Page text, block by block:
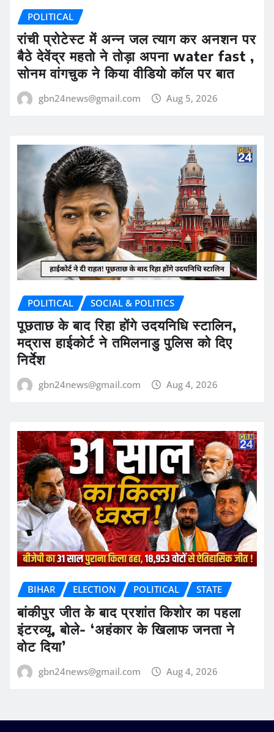
POLITICAL
रांची प्रोटेस्ट में अन्न जल त्याग कर अनशन पर
बैठे देवेंद्र महतो ने तोड़ा अपना water fast ,
सोनम वांगचुक ने किया वीडियो कॉल पर बात
gbn24news@gmail.com Aug 5, 2026
POLITICAL SOCIAL & POLITICS
पूछताछ के बाद रिहा होंगे उदयनिधि स्टालिन,
मद्रास हाईकोर्ट ने तमिलनाडु पुलिस को दिए
निर्देश
gbn24news@gmail.com Aug 4, 2026
BIHAR ELECTION POLITICAL STATE
बांकीपुर जीत के बाद प्रशांत किशोर का पहला
इंटरव्यू, बोले- ‘अहंकार के खिलाफ जनता ने
वोट दिया’
gbn24news@gmail.com Aug 4, 2026